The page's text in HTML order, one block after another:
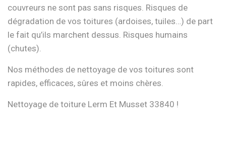
couvreurs ne sont pas sans risques. Risques de
dégradation de vos toitures (ardoises, tuiles…) de part
le fait qu’ils marchent dessus. Risques humains
(chutes).
Nos méthodes de nettoyage de vos toitures sont
rapides, efficaces, sûres et moins chères.
Nettoyage de toiture Lerm Et Musset 33840 !